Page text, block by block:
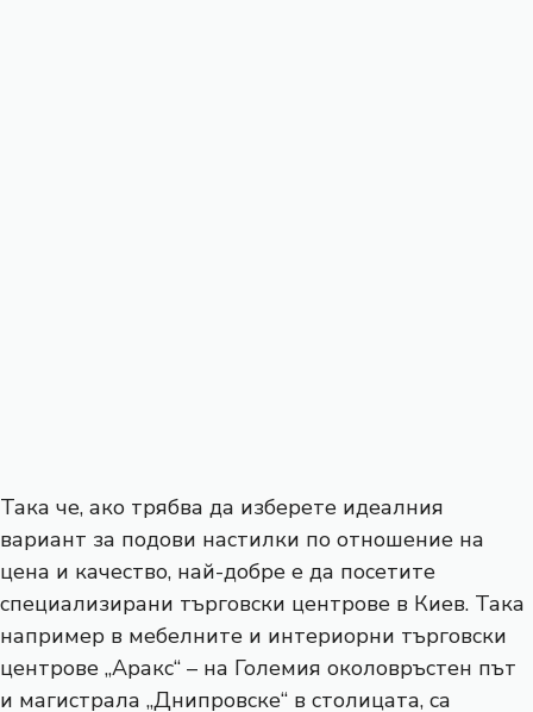
Така че, ако трябва да изберете идеалния
вариант за подови настилки по отношение на
цена и качество, най-добре е да посетите
специализирани търговски центрове в Киев. Така
например в мебелните и интериорни търговски
центрове „Аракс“ – на Големия околовръстен път
и магистрала „Днипровске“ в столицата, са